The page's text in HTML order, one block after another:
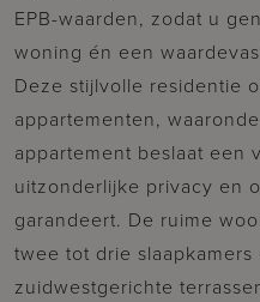
EPB-waarden, zodat u
woning én een
Deze stijlvolle residentie
appartementen,
appartement beslaat een
uitzonderlijke privacy en
garandeert. De ruime
twee tot drie
zuidwestgerichte